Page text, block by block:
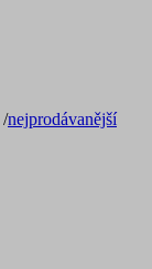
/nejprodávanější